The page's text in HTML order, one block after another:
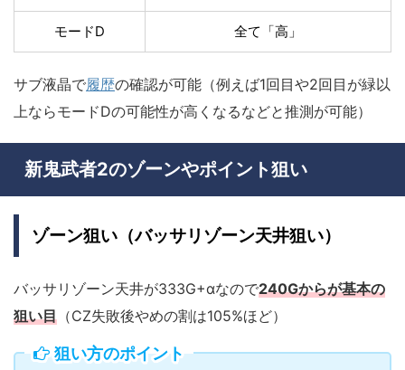
モードD 全て「高」
サブ液晶で履歴の確認が可能（例えば1回目や2回目が緑以
上ならモードDの可能性が高くなるなどと推測が可能）
新鬼武者2のゾーンやポイント狙い
ゾーン狙い（バッサリゾーン天井狙い）
バッサリゾーン天井が333G+αなので240Gからが基本の
狙い目 （CZ失敗後やめの割は105%ほど）
狙い方のポイント